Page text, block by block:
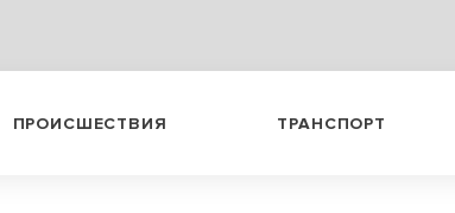
ПРОИСШЕСТВИЯ ТРАНСПОРТ